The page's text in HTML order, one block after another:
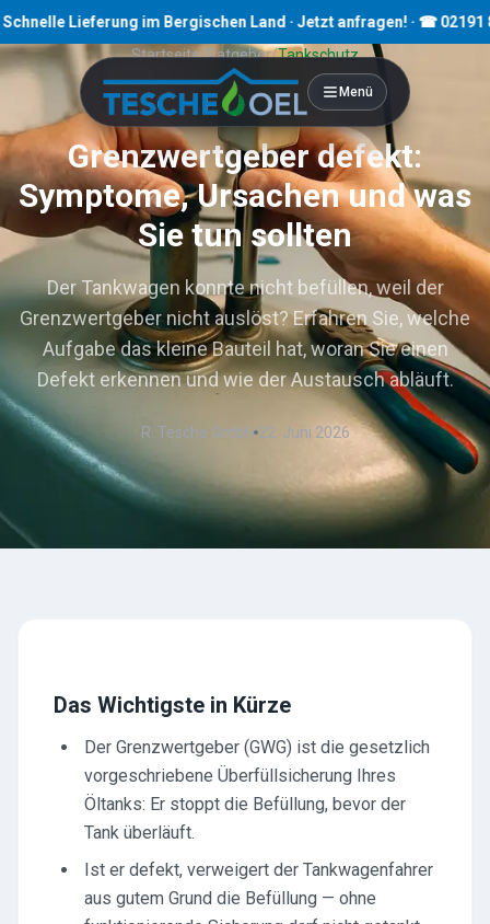
im Bergischen Land · Jetzt anfragen! · ☎ 02191 80793
Menü
Startseite/Ratgeber/Tankschutz
Min. Lesezeit
Grenzwertgeber defekt:
Symptome, Ursachen und was
Sie tun sollten
Der Tankwagen konnte nicht befüllen, weil der
Grenzwertgeber nicht auslöst? Erfahren Sie, welche
Aufgabe das kleine Bauteil hat, woran Sie einen
Defekt erkennen und wie der Austausch abläuft.
R. Tesche GmbH 22. Juni 2026
Das Wichtigste in Kürze
Der Grenzwertgeber (GWG) ist die gesetzlich
vorgeschriebene Überfüllsicherung Ihres
Öltanks: Er stoppt die Befüllung, bevor der
Tank überläuft.
Ist er defekt, verweigert der Tankwagenfahrer
aus gutem Grund die Befüllung — ohne